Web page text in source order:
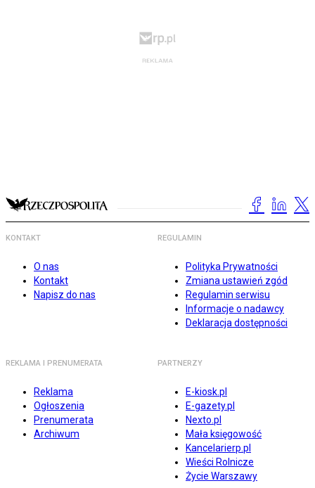
KONTAKT
O nas
Kontakt
Napisz do nas
REGULAMIN
Polityka Prywatności
Zmiana ustawień zgód
Regulamin serwisu
Informacje o nadawcy
Deklaracja dostępności
REKLAMA I PRENUMERATA
Reklama
Ogłoszenia
Prenumerata
Archiwum
PARTNERZY
E-kiosk.pl
E-gazety.pl
Nexto.pl
Mała księgowość
Kancelarierp.pl
Wieści Rolnicze
Życie Warszawy